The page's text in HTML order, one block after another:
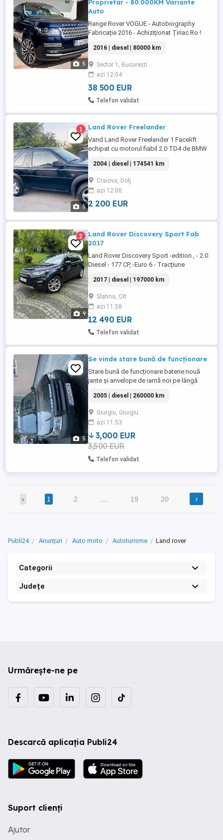
5
Proprietar - 80.000KM Variante
Auto
Range Rover VOGUE - Autobiography
Fabricație 2016 - Achiziționat Țiriac Ro !
Proprietar - Pret De Nouă : 170.000 !!! A T E
N Ț I E !!!! 80.000 KM REALII !!! Seria Șasiu :
S A L G A 2 K F 8 G A 2 7 5 5 9 0 !!!
EXEMPLAR UNIC PENTRU PRETENȚIOȘI !!!
Model : ...
2016 | diesel | 80000 km
Sector 1, Bucuresti
azi 12:04
38 500 EUR
Telefon validat
5
1 Land Rover Freelander
Vand Land Rover Freelander 1 Facelift
echipat cu motorul fiabil 2.0 TD4 de BMW
rezistenta si consum decent caroserie
coupe an 2004 km 174541 tracțiune
integrală 4x4 permanent în prezent mașina
nu are cardanul pe ea kit ambreiaj nou
Dotări: Geamuri electrice Oglinzi ...
2004 | diesel | 174541 km
Craiova, Dolj
azi 12:00
2 200 EUR
9
2
Land Rover Discovery Sport Fab
2017
Land Rover Discovery Sport -edition , - 2.0
Diesel - 177 CP, -Euro 6 - Tracțiune
197000 - Scaune din piele, full electrice(se
reglează electric -Cutie automată cu
moduri de condus Terrain Response -
Tracțiune integrală 4x4 -Navigație mare,
touchscreen -Senzori ...
2017 | diesel | 197000 km
Slatina, Olt
azi 11:58
12 490 EUR
Telefon validat
5
Se vinde stare bună de funcționare
Stare bună de funcționare baterie nouă
jante și anvelope de iarnă noi pe lângă
integrală.
2005 | diesel | 260000 km
Giurgiu, Giurgiu
azi 11:53
3,000 EUR
3,500 EUR
Telefon validat
‹ 1 2 19 20 ›
Publi24 Anunțuri Auto moto Autoturisme Land rover
Categorii
Județe
Urmărește-ne pe
Descarcă aplicația Publi24
Suport clienți
Ajutor